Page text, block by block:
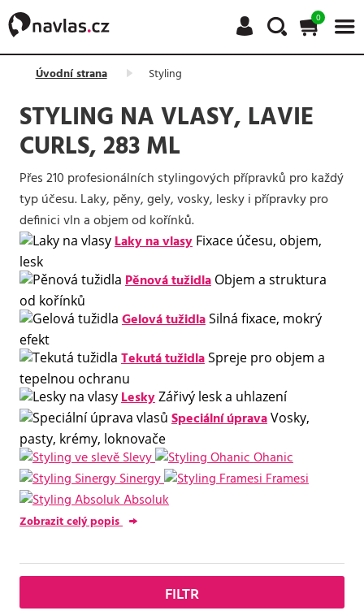
0
Úvodní strana Styling
STYLING NA VLASY, LAVIE
CURLS, 283 ML
Přes 210 profesionálních stylingových přípravků pro každý
typ účesu. Laky, pěny, gely, vosky, lesky i přípravky pro
definici vln a objem od kořínků.
Laky na vlasy Fixace účesu, objem,
lesk
Pěnová tužidla Objem a struktura
od kořínků
Gelová tužidlaSilná fixace, mokrý
efekt
Tekutá tužidlaSpreje pro objem a
tepelnou ochranu
LeskyZářivý lesk a uhlazení
Speciální úpravaVosky,
pasty, krémy, loknovače
Slevy
Ohanic
Sinergy
Framesi
Absoluk
Zobrazit celý popis
FILTR